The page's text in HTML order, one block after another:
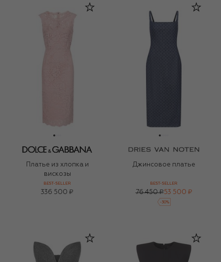
Платье из хлопка и
вискозы
BEST-SELLER
336 500 ₽
Джинсовое платье
BEST-SELLER
76 450 ₽53 500 ₽
-30%